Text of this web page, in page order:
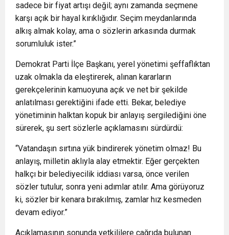
sadece bir fiyat artışı değil; aynı zamanda seçmene
karşı açık bir hayal kırıklığıdır. Seçim meydanlarında
alkış almak kolay, ama o sözlerin arkasında durmak
sorumluluk ister.”
Demokrat Parti İlçe Başkanı, yerel yönetimi şeffaflıktan
uzak olmakla da eleştirerek, alınan kararların
gerekçelerinin kamuoyuna açık ve net bir şekilde
anlatılması gerektiğini ifade etti. Bekar, belediye
yönetiminin halktan kopuk bir anlayış sergilediğini öne
sürerek, şu sert sözlerle açıklamasını sürdürdü:
“Vatandaşın sırtına yük bindirerek yönetim olmaz! Bu
anlayış, milletin aklıyla alay etmektir. Eğer gerçekten
halkçı bir belediyecilik iddiası varsa, önce verilen
sözler tutulur, sonra yeni adımlar atılır. Ama görüyoruz
ki, sözler bir kenara bırakılmış, zamlar hız kesmeden
devam ediyor.”
Açıklamasının sonunda yetkililere çağrıda bulunan